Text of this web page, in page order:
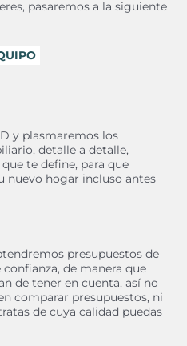
pasaremos a la siguiente
y plasmaremos los
detalle a detalle,
te define, para que
nuevo hogar incluso antes
presupuestos de
de manera que
de tener en cuenta, así no
comparar presupuestos, ni
de cuya calidad puedas